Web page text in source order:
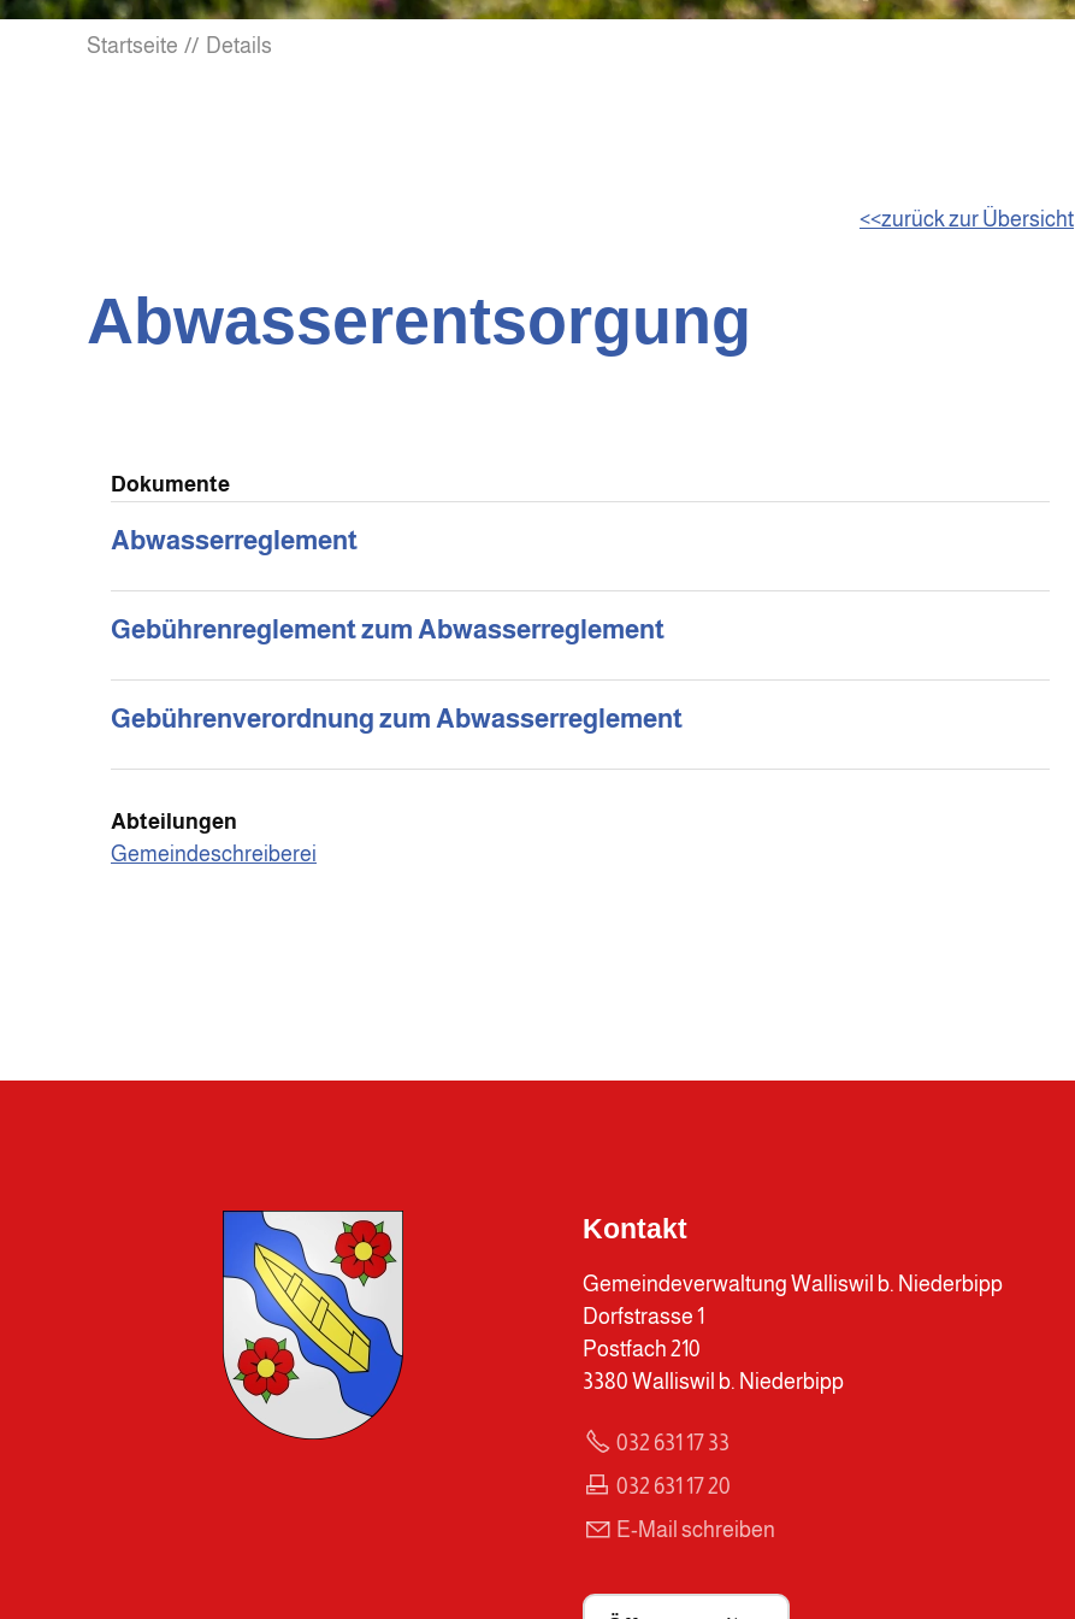
Startseite Details
zurück zur Übersicht
Abwasserentsorgung
Dokumente
Abwasserreglement
Gebührenreglement zum Abwasserreglement
Gebührenverordnung zum Abwasserreglement
Abteilungen
Gemeindeschreiberei
Kontakt
Gemeindeverwaltung Walliswil b. Niederbipp
Dorfstrasse 1
Postfach 210
3380 Walliswil b. Niederbipp
032 631 17 33
032 631 17 20
E-Mail schreiben